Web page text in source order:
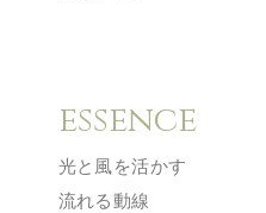
essence
光と風を活かす
流れる動線